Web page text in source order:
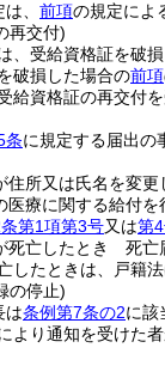
、 前項の規定によ
再交付)
、受給資格証を破
破損した場合の前項
給資格証の再交付
条に規定する届出の
住所又は氏名を変
医療に関する給付
第1項第3号又は第
死亡したとき 死亡
したときは、戸籍法
の停止)
は条例第7条の2に該
より通知を受けた